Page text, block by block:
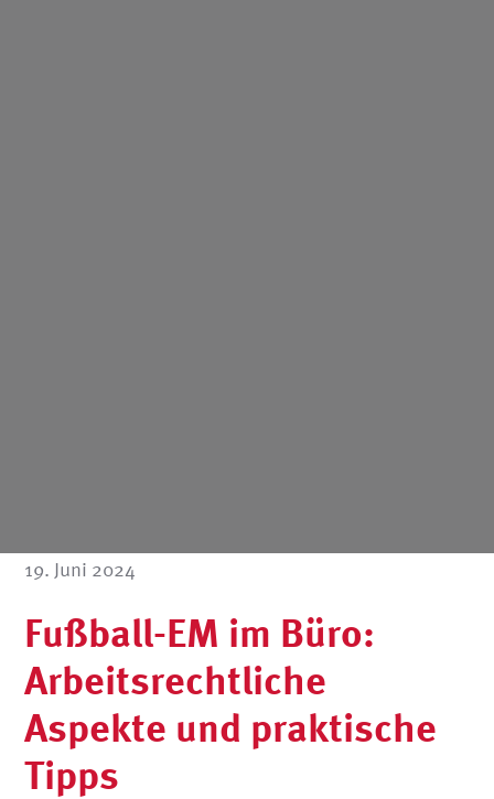
19. Juni 2024
Fußball-EM im Büro:
Arbeitsrechtliche
Aspekte und praktische
Tipps